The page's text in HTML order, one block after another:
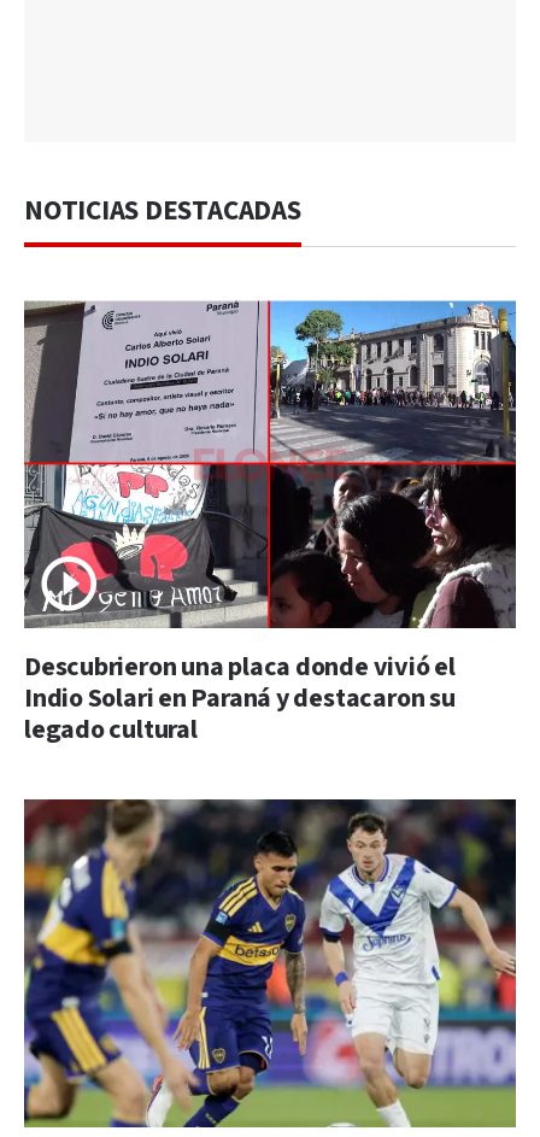
NOTICIAS DESTACADAS
Descubrieron una placa donde vivió el
Indio Solari en Paraná y destacaron su
legado cultural